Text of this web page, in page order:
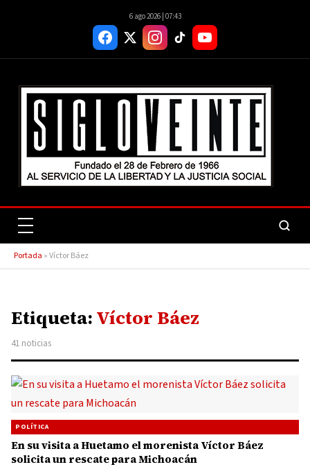
6 ago 2026 | 07:43
Portada »Víctor Báez
Etiqueta:Víctor Báez
41 noticias
POLÍTICA
En su visita a Huetamo el morenista Víctor Báez
solicita un rescate para Michoacán